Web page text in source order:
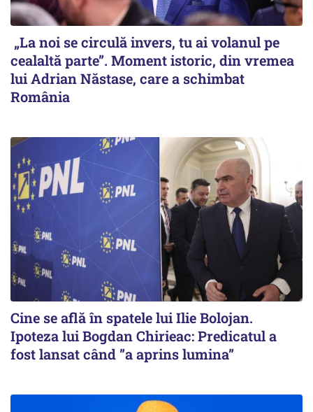
„La noi se circulă invers, tu ai volanul pe
cealaltă parte”. Moment istoric, din vremea
lui Adrian Năstase, care a schimbat
România
Cine se află în spatele lui Ilie Bolojan.
Ipoteza lui Bogdan Chirieac: Predicatul a
fost lansat când ”a aprins lumina”